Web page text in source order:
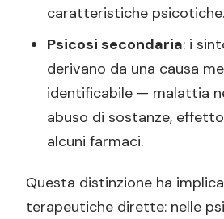
caratteristiche psicotiche.
Psicosi secondaria: i
derivano da una causa
identificabile — malattia
abuso di sostanze,
alcuni farmaci.
Questa distinzione ha
terapeutiche dirette: nelle